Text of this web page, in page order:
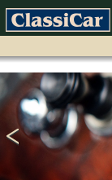
NAVIGATION
ÜBERSPRINGEN